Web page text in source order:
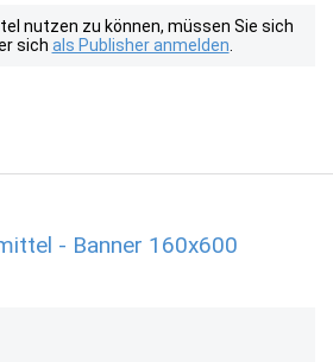
nutzen zu können, müssen Sie sich
sich als Publisher anmelden
- Banner 160x600